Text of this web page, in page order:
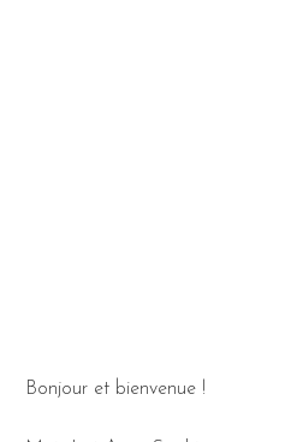
Bonjour et bienvenue !